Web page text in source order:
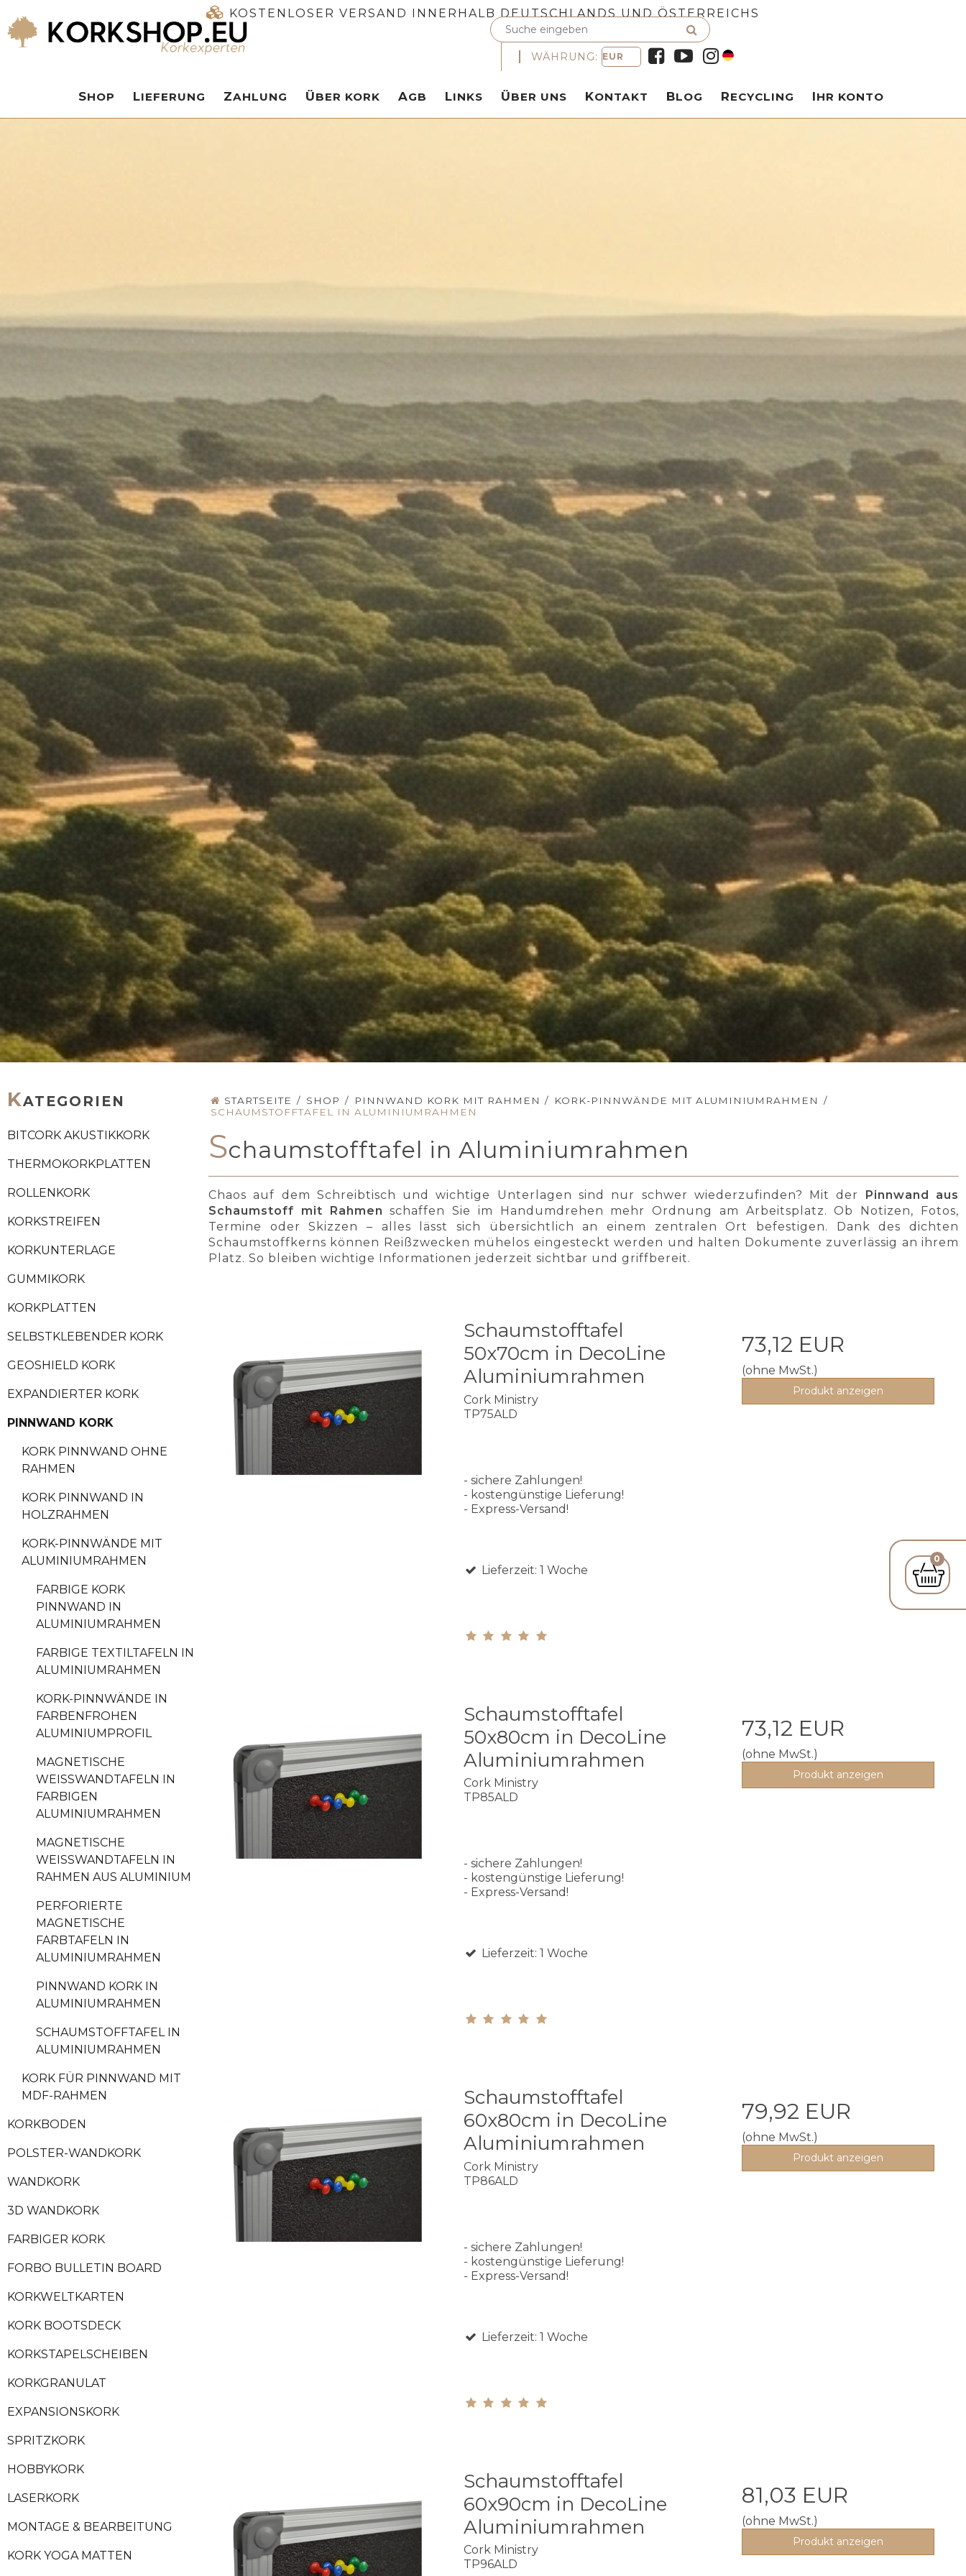
KOSTENLOSER VERSAND INNERHALB DEUTSCHLANDS UND ÖSTERREICHS
0
WÄHRUNG:
SHOP LIEFERUNG ZAHLUNG ÜBER KORK AGB LINKS ÜBER UNS KONTAKT BLOG RECYCLING IHR KONTO
KATEGORIEN
BITCORK AKUSTIKKORK
THERMOKORKPLATTEN
ROLLENKORK
KORKSTREIFEN
KORKUNTERLAGE
GUMMIKORK
KORKPLATTEN
SELBSTKLEBENDER KORK
GEOSHIELD KORK
EXPANDIERTER KORK
PINNWAND KORK
KORK PINNWAND OHNE
RAHMEN
KORK PINNWAND IN
HOLZRAHMEN
KORK-PINNWÄNDE MIT
ALUMINIUMRAHMEN
FARBIGE KORK
PINNWAND IN
ALUMINIUMRAHMEN
FARBIGE TEXTILTAFELN IN
ALUMINIUMRAHMEN
KORK-PINNWÄNDE IN
FARBENFROHEN
ALUMINIUMPROFIL
MAGNETISCHE
WEISSWANDTAFELN IN F
ARBIGEN A
LUMINIUMRAHMEN
MAGNETISCHE
WEISSWANDTAFELN IN R
AHMEN AUS ALUMINIUM
PERFORIERTE
MAGNETISCHE
FARBTAFELN IN
ALUMINIUMRAHMEN
PINNWAND KORK IN
ALUMINIUMRAHMEN
SCHAUMSTOFFTAFEL IN
ALUMINIUMRAHMEN
KORK FÜR PINNWAND MIT
MDF-RAHMEN
KORKBODEN
POLSTER-WANDKORK
WANDKORK
3D WANDKORK
FARBIGER KORK
FORBO BULLETIN BOARD
KORKWELTKARTEN
KORK BOOTSDECK
KORKSTAPELSCHEIBEN
KORKGRANULAT
EXPANSIONSKORK
SPRITZKORK
HOBBYKORK
LASERKORK
MONTAGE & BEARBEITUNG
KORK YOGA MATTEN
STARTSEITE / SHOP / PINNWAND KORK MIT RAHMEN / KORK-PINNWÄNDE MIT ALUMINIUMRAHMEN
/
SCHAUMSTOFFTAFEL IN ALUMINIUMRAHMEN
Schaumstofftafel in Aluminiumrahmen
Chaos auf dem Schreibtisch und wichtige Unterlagen sind nur schwer wiederzufinden? Mit der
Pinnwand aus
Schaumstoff mit Rahmen schaffen Sie im Handumdrehen mehr Ordnung am Arbeitsplatz. Ob Notizen, Fotos,
Termine oder Skizzen – alles lässt sich übersichtlich an einem zentralen Ort befestigen. Dank des dichten
Schaumstoffkerns können Reißzwecken mühelos eingesteckt werden und halten Dokumente zuverlässig an ihrem
Platz. So bleiben wichtige Informationen jederzeit sichtbar und griffbereit.
Schaumstofftafel
50x70cm in DecoLine
Aluminiumrahmen
Cork Ministry
TP75ALD
- sichere Zahlungen!
- kostengünstige Lieferung!
- Express-Versand!
Lieferzeit: 1 Woche
73,12 EUR
(ohne MwSt.)
Produkt anzeigen
Schaumstofftafel
50x80cm in DecoLine
Aluminiumrahmen
Cork Ministry
TP85ALD
- sichere Zahlungen!
- kostengünstige Lieferung!
- Express-Versand!
Lieferzeit: 1 Woche
73,12 EUR
(ohne MwSt.)
Produkt anzeigen
Schaumstofftafel
60x80cm in DecoLine
Aluminiumrahmen
Cork Ministry
TP86ALD
- sichere Zahlungen!
- kostengünstige Lieferung!
- Express-Versand!
Lieferzeit: 1 Woche
79,92 EUR
(ohne MwSt.)
Produkt anzeigen
Schaumstofftafel
60x90cm in DecoLine
Aluminiumrahmen
Cork Ministry
TP96ALD
81,03 EUR
(ohne MwSt.)
Produkt anzeigen